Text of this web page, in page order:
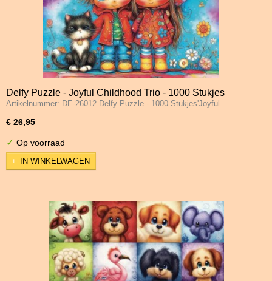
Delfy Puzzle - Joyful Childhood Trio - 1000 Stukjes
Artikelnummer: DE-26012 Delfy Puzzle - 1000 Stukjes'Joyful…
€ 26,95
✓ Op voorraad
IN WINKELWAGEN